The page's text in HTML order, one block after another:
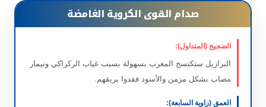
صدام القوى الكروية الغامضة
الضجيج (المتداول):
البرازيل ستكتسح المغرب بسهولة بسبب غياب الركراكي ونيمار
مصاب بشكل مزمن والأسود فقدوا بريقهم.
العمق (زاوية السابعة):